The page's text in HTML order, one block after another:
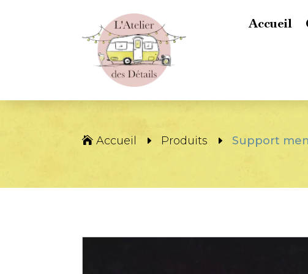
Accueil
Accueil Produits Support